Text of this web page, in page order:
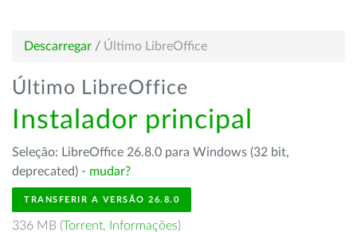
Descarregar / Último LibreOffice
Último LibreOffice
Instalador principal
Seleção: LibreOffice 26.8.0 para Windows (32 bit,
deprecated) - mudar?
TRANSFERIR A VERSÃO 26.8.0
336 MB (Torrent, Informações)